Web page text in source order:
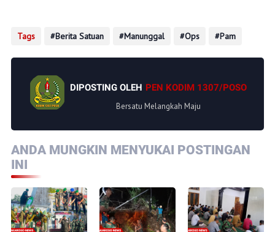
Tags Berita Satuan Manunggal Ops Pam
DIPOSTING OLEH PEN KODIM 1307/POSO
Bersatu Melangkah Maju
ANDA MUNGKIN MENYUKAI POSTINGAN
INI